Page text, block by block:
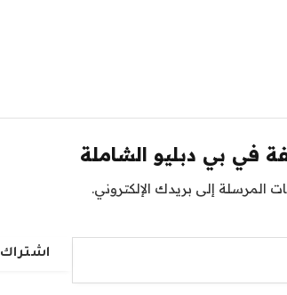
في بي دبليو الشاملة
إلى بريدك الإلكتروني.
اشتراك